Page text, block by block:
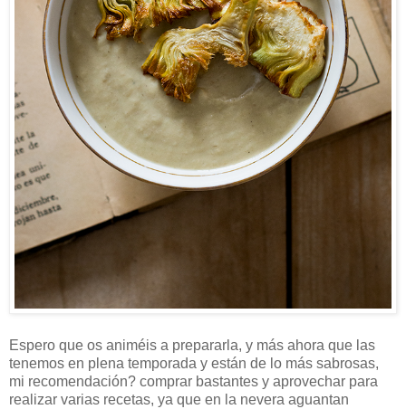
Espero que os animéis a prepararla, y más ahora que las
tenemos en plena temporada y están de lo más sabrosas,
mi recomendación? comprar bastantes y aprovechar para
realizar varias recetas, ya que en la nevera aguantan